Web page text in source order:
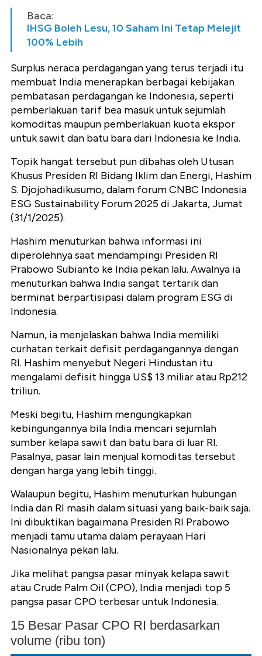
Baca:
IHSG Boleh Lesu, 10 Saham Ini Tetap Melejit
100% Lebih
Surplus neraca perdagangan yang terus terjadi itu
membuat India menerapkan berbagai kebijakan
pembatasan perdagangan ke Indonesia, seperti
pemberlakuan tarif bea masuk untuk sejumlah
komoditas maupun pemberlakuan kuota ekspor
untuk sawit dan batu bara dari Indonesia ke India.
Topik hangat tersebut pun dibahas oleh Utusan
Khusus Presiden RI Bidang Iklim dan Energi, Hashim
S. Djojohadikusumo, dalam forum CNBC Indonesia
ESG Sustainability Forum 2025 di Jakarta, Jumat
(31/1/2025).
Hashim menuturkan bahwa informasi ini
diperolehnya saat mendampingi Presiden RI
Prabowo Subianto ke India pekan lalu. Awalnya ia
menuturkan bahwa India sangat tertarik dan
berminat berpartisipasi dalam program ESG di
Indonesia.
Namun, ia menjelaskan bahwa India memiliki
curhatan terkait defisit perdagangannya dengan
RI. Hashim menyebut Negeri Hindustan itu
mengalami defisit hingga US$ 13 miliar atau Rp212
triliun.
Meski begitu, Hashim mengungkapkan
kebingungannya bila India mencari sejumlah
sumber kelapa sawit dan batu bara di luar RI.
Pasalnya, pasar lain menjual komoditas tersebut
dengan harga yang lebih tinggi.
Walaupun begitu, Hashim menuturkan hubungan
India dan RI masih dalam situasi yang baik-baik saja.
Ini dibuktikan bagaimana Presiden RI Prabowo
menjadi tamu utama dalam perayaan Hari
Nasionalnya pekan lalu.
Jika melihat pangsa pasar minyak kelapa sawit
atau Crude Palm Oil (CPO), India menjadi top 5
pangsa pasar CPO terbesar untuk Indonesia.